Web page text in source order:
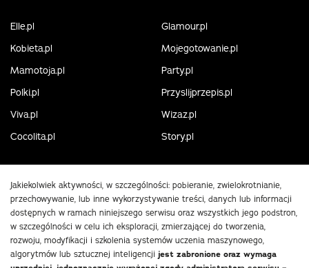
Elle.pl
Glamour.pl
Kobieta.pl
Mojegotowanie.pl
Mamotoja.pl
Party.pl
Polki.pl
Przyslijprzepis.pl
Viva.pl
Wizaz.pl
Cocolita.pl
Story.pl
Jakiekolwiek aktywności, w szczególności: pobieranie, zwielokrotnianie,
przechowywanie, lub inne wykorzystywanie treści, danych lub informacji
dostępnych w ramach niniejszego serwisu oraz wszystkich jego podstron,
w szczególności w celu ich eksploracji, zmierzającej do tworzenia,
rozwoju, modyfikacji i szkolenia systemów uczenia maszynowego,
algorytmów lub sztucznej inteligencji jest zabronione oraz wymaga